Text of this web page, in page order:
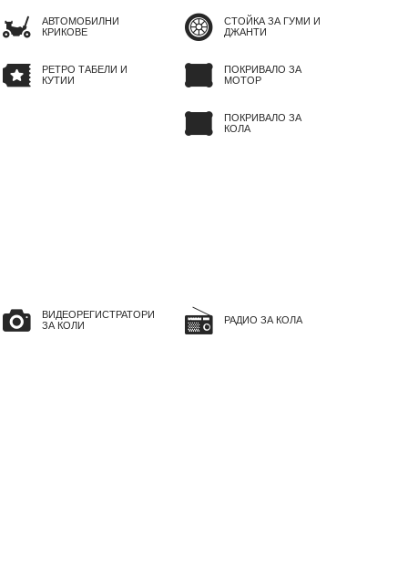
АВТОМОБИЛНИ
КРИКОВЕ
РЕТРО ТАБЕЛИ И
КУТИИ
СТОЙКА ЗА ГУМИ И
ДЖАНТИ
ПОКРИВАЛО ЗА
МОТОР
ПОКРИВАЛО ЗА
КОЛА
ВИДЕОРЕГИСТРАТОРИ
ЗА КОЛИ
РАДИО ЗА КОЛА